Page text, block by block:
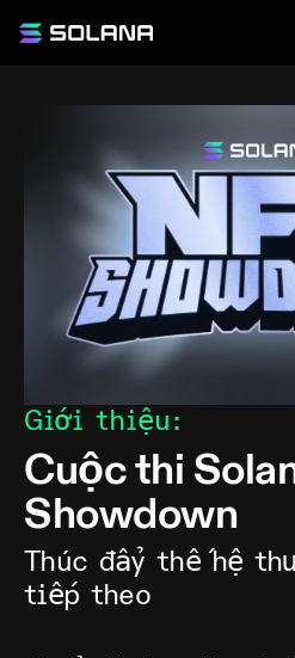
Giới thiệu:
Cuộc thi
Showdown
Thúc đẩy thế hệ
tiếp theo